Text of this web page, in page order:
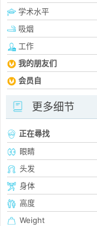
学术水平
吸烟
工作
我的朋友们
会员自
更多细节
正在尋找
眼睛
头发
身体
高度
Weight